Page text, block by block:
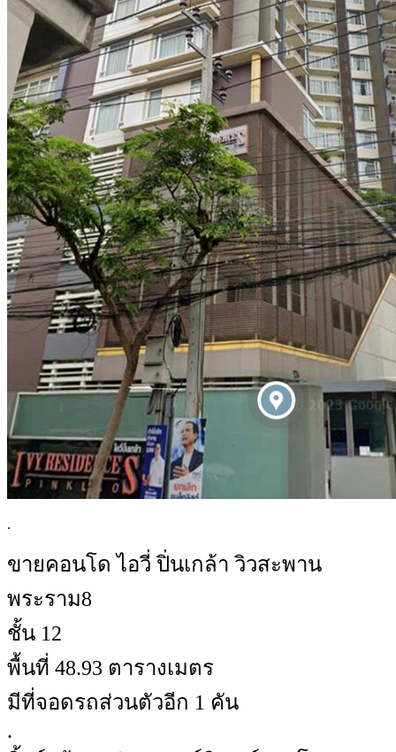
.
ขายคอนโด ไอวี่ ปิ่นเกล้า วิวสะพาน
พระราม8
ชั้น 12
พื้นที่ 48.93 ตารางเมตร
มีที่จอดรถส่วนตัวอีก 1 คัน
.